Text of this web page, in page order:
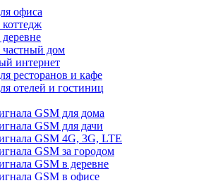
офиса
частный дом
интернет
ресторанов и кафе
отелей и гостиниц
GSM для дома
GSM для дачи
GSM 4G, 3G, LTE
GSM за городом
GSM в деревне
GSM в офисе